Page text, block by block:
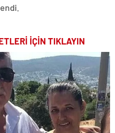
İÇİN TIKLAYIN